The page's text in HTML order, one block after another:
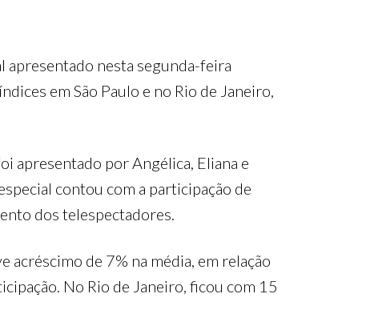
apresentado nesta segunda-feira
em São Paulo e no Rio de Janeiro,
apresentado por Angélica, Eliana e
contou com a participação de
dos telespectadores.
acréscimo de 7% na média, em relação
No Rio de Janeiro, ficou com 15